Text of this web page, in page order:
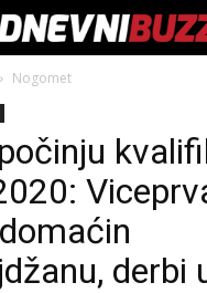
Nogomet
derbi